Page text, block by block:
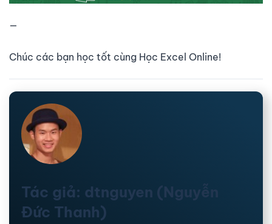
—
Chúc các bạn học tốt cùng Học Excel Online!
Tác giả: dtnguyen (Nguyễn
Đức Thanh)